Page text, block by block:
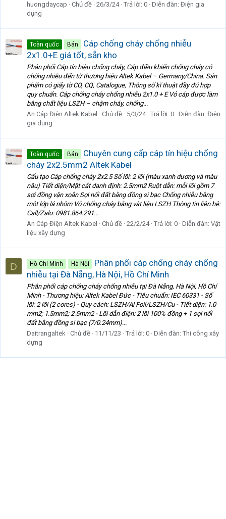
huongdaycap
Chủ đề 26/3/24 Trả lời: 0 Diễn đàn: Điện gia
dụng
Toàn quốc Bán
Cáp chống cháy chống nhiễu
2x1.0+E giá tốt, sẵn kho
Phân phối Cáp tín hiệu chống cháy, Cáp điều khiển chống cháy có
chống nhiễu đến từ thương hiệu Altek Kabel – Germany/China. Sản
phẩm có giấy tờ CO, CQ, Catalogue, Thông số kĩ thuật đầy đủ hợp
quy chuẩn. Cáp chống cháy chống nhiễu 2x1.0 + E Vỏ cáp được làm
bằng chất liệu LSZH – chậm cháy, chống...
An Cáp Điện Altek Kabel
Chủ đề 5/3/24 Trả lời: 0 Diễn đàn: Điện
gia dụng
Toàn quốc Bán
Chuyên cung cấp cáp tín hiệu chống
cháy 2x2.5mm2 Altek Kabel
Cấu tạo Cáp chống cháy 2x2.5 Số lõi: 2 lõi (màu xanh dương và màu
nâu) Tiết diện/Mặt cắt danh định: 2.5mm2 Ruột dẫn: mỗi lõi gồm 7
sợi đồng vặn xoắn Sợi nối đất bằng đồng si bạc Chống nhiễu bằng
một lớp lá nhôm Vỏ chống cháy bằng vật liệu LSZH Thông tin liên hệ:
Call/Zalo: 0981.864.291...
An Cáp Điện Altek Kabel
Chủ đề 22/2/24 Trả lời: 0 Diễn đàn: Vật
liệu xây dựng
D Hồ Chí Minh Hà Nội
Phân phối cáp chống cháy chống
nhiễu tại Đà Nẵng, Hà Nội, Hồ Chí Minh
Phân phối cáp chống cháy chống nhiễu tại Đà Nẵng, Hà Nội, Hồ Chí
Minh - Thương hiệu: Altek Kabel Đức - Tiêu chuẩn: IEC 60331 - Số
lõi: 2 lõi (2 cores) - Quy cách: LSZH/Al Foil/LSZH/Cu - Tiết diện: 1.0
mm2; 1.5mm2; 2.5mm2 - Lõi dẫn điện: 2 lõi 100% đồng + 1 sợi nối
đất bằng đồng si bạc (7/0.24mm)...
Daitrangaltek Chủ đề 11/11/23 Trả lời: 0 Diễn đàn: Thi công xây
dựng